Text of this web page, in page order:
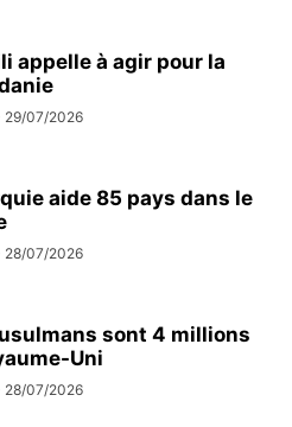
appelle à agir pour la
29/07/2026
aide 85 pays dans le
28/07/2026
sont 4 millions
Uni
28/07/2026